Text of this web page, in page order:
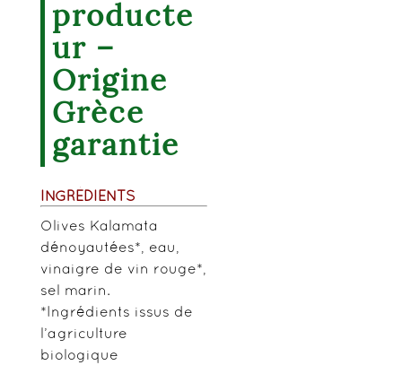
producte
ur –
Origine
Grèce
garantie
INGRÉDIENTS
Olives Kalamata
dénoyautées*, eau,
vinaigre de vin rouge*,
sel marin.
*Ingrédients issus de
l’agriculture
biologique